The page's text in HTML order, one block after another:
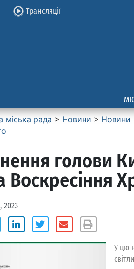
Трансляції
міська рада > Новини > Новини
голови
Воскресіння
2023
У цю